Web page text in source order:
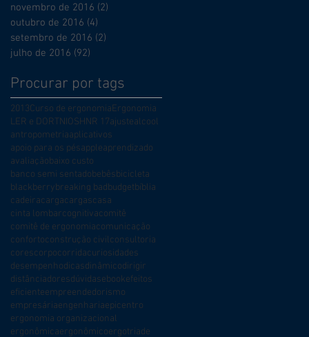
novembro de 2016 (2)
outubro de 2016 (4)
setembro de 2016 (2)
julho de 2016 (92)
Procurar por tags
2013Curso de ergonomiaErgonomia
LER e DORTNIOSHNR 17ajustealcool
antropometriaaplicativos
apoio para os pésappleaprendizado
avaliaçãobaixo custo
banco semi sentadobebêsbicicleta
blackberrybreaking badbudgetbíblia
cadeiracargacargascasa
cinta lombarcognitivacomitê
comitê de ergonomiacomunicação
confortoconstrução civilconsultoria
corescorpocorridacuriosidades
desempenhodicasdinâmicodirigir
distânciadoresdúvidasebookefeitos
eficienteempreendedorismo
empresáriaengenhariaepicentro
ergonomia organizacional
ergonômicaergonômicoergotriade